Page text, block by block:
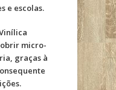
e escolas.
micro-
graças à